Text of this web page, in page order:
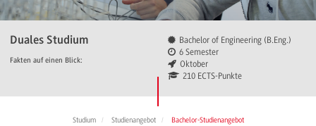
Duales Studium
Fakten auf einen Blick:
Bachelor of Engineering (B.Eng.)
6 Semester
Oktober
210 ECTS-Punkte
Studium Studienangebot
Bachelor-Studienangebot